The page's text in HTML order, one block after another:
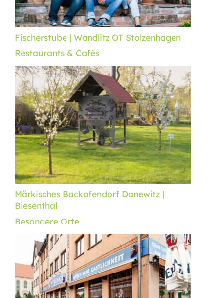
Fischerstube | Wandlitz OT Stolzenhagen
Restaurants & Cafés
Märkisches Backofendorf Danewitz |
Biesenthal
Besondere Orte